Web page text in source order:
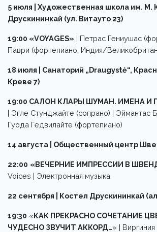
5 июля | Художественная школа им. М.
Друскининкай (ул. Витаутo 23)
19:00 «VOYAGES» | Петрас Гениушас
Паври (фортепиано, Индия/
18 июля | Санаторий „Draugystė“,
Креве 7)
19:00 САЛОН КЛАРЫ ШУМАН. ИМЕНА И
| Эгле Стунджайте (сопрано) | Эймантас
Гуода Гедвилайте (фортепиано)
14 августа | Общественный центр
22:00 «ВЕЧЕРНИЕ ИМПРЕССИИ В
Voices | Электронная музыка
22 сентября | Костел Друскининкай
19:30 «КАК ПРЕКРАСНО СОЧЕТАНИЕ
ЧУДЕСНО ЗВУЧИТ АККОРД…» |